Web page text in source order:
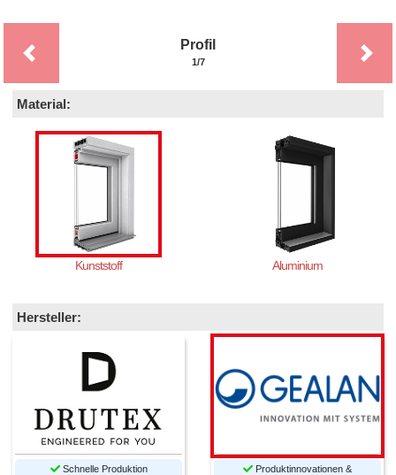
Profil
1/7
Material:
Kunststoff Aluminium
Hersteller:
Schnelle Produktion
Produktinnovationen &